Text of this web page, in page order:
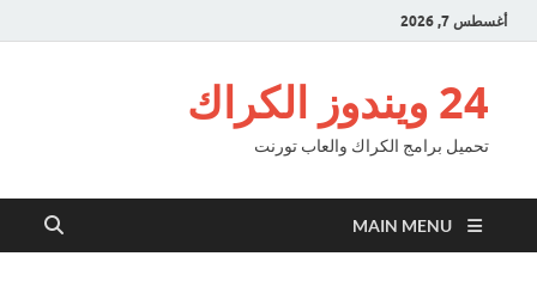
أغسطس 7, 2026
24 ويندوز الكراك
تحميل برامج الكراك والعاب تورنت
MAIN MENU